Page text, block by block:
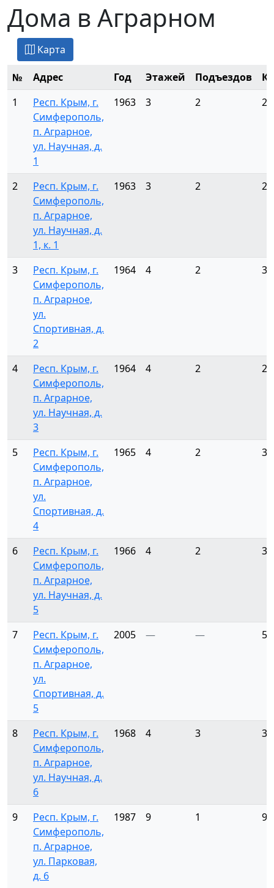
Дома в Аграрном
Карта
№ Адрес Год Этажей Подъездов
1
Респ. Крым, г.
Симферополь,
п. Аграрное,
ул. Научная, д.
1
1963 3 2 24
2
Респ. Крым, г.
Симферополь,
п. Аграрное,
ул. Научная, д.
1, к. 1
1963 3 2 24
3
Респ. Крым, г.
Симферополь,
п. Аграрное,
ул.
Спортивная, д.
2
1964 4 2 32
4
Респ. Крым, г.
Симферополь,
п. Аграрное,
ул. Научная, д.
3
1964 4 2 24
5
Респ. Крым, г.
Симферополь,
п. Аграрное,
ул.
Спортивная, д.
4
1965 4 2 32
6
Респ. Крым, г.
Симферополь,
п. Аграрное,
ул. Научная, д.
5
1966 4 2 32
7
Респ. Крым, г.
Симферополь,
п. Аграрное,
ул.
Спортивная, д.
5
2005 — — 59
8
Респ. Крым, г.
Симферополь,
п. Аграрное,
ул. Научная, д.
6
1968 4 3 36
9
Респ. Крым, г.
Симферополь,
п. Аграрное,
ул. Парковая,
д. 6
1987 9 1 94